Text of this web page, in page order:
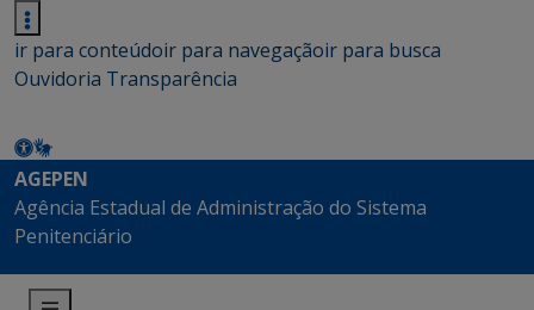
ir para conteúdoir para navegaçãoir para busca
Ouvidoria Transparência
AGEPEN
Agência Estadual de Administração do Sistema
Penitenciário